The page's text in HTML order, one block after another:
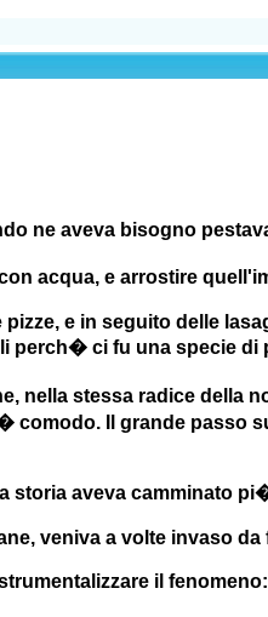
ne aveva bisogno
acqua, e arrostire
e in seguito delle
perch� ci fu una specie di
nella stessa radice della
comodo. Il grande passo
storia aveva camminato
veniva a volte invaso da
il